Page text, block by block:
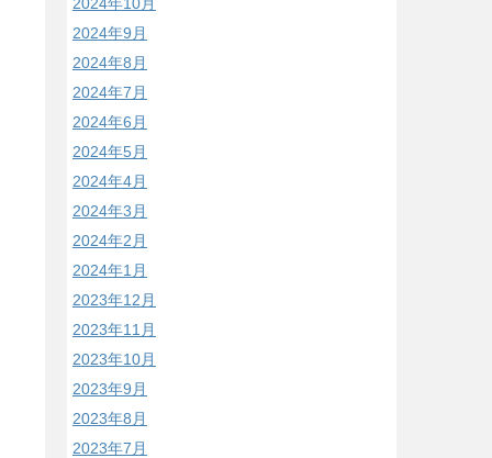
2024年9月
2024年8月
2024年7月
2024年6月
2024年5月
2024年4月
2024年3月
2024年2月
2024年1月
2023年12月
2023年11月
2023年10月
2023年9月
2023年8月
2023年7月